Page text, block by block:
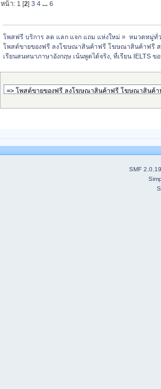
หน้า: 1 [2]3 4 ...6
โพสฟรี บริการ ลด แลก แจก แถม แห่งใหม่ » หมวดหมู่ทั่
โพสต์ขายของฟรี ลงโฆษณาสินค้าฟรี โฆษณาสินค้าฟรี ส
เรียนสนทนาภาษาอังกฤษ เน้นพูดได้จริง, ที่เรียน IELTS
SMF 2.0.19